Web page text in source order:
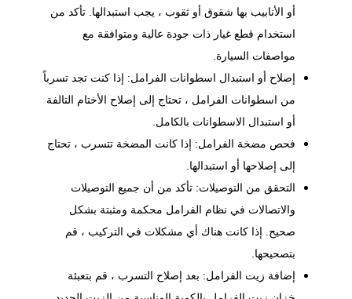
أو الأنابيب بها شقوق أو ثقوب ، يجب استبدالها. تأكد من
استخدام قطع غيار ذات جودة عالية ومتوافقة مع
مواصفات السيارة.
إصلاح أو استبدال اسطوانات الفرامل: إذا كنت تجد تسرباً
من اسطوانات الفرامل ، تحتاج إلى إصلاح الأختام التالفة
أو استبدال الاسطوانات بالكامل.
فحص مضخة الفرامل: إذا كانت المضخة تتسرب ، تحتاج
إلى إصلاحها أو استبدالها.
التحقق من التوصيلات: تأكد من أن جميع التوصيلات
والاتصالات في نظام الفرامل محكمة ومثبتة بشكل
صحيح. إذا كانت هناك أي مشكلات في التركيب ، قم
بتصحيحها.
إضافة زيت الفرامل: بعد إصلاح التسرب ، قم بتعبئة